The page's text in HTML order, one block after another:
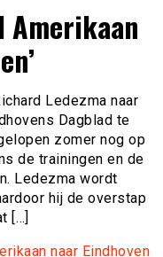
Amerikaan
Ledezma naar
Dagblad te
zomer nog op
de trainingen en de
Ledezma wordt
hij de overstap
[…]
naar Eindhoven